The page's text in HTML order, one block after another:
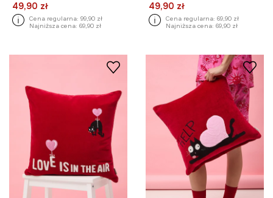
49,90 zł
Cena regularna: 99,90 zł
Najniższa cena: 69,90 zł
49,90 zł
Cena regularna: 69,90 zł
Najniższa cena: 69,90 zł